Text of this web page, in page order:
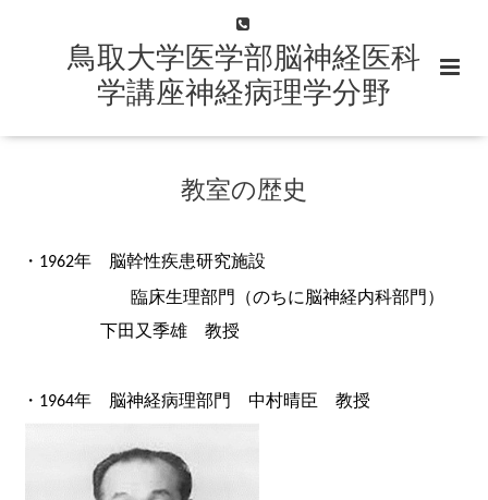
鳥取大学医学部脳神経医科
学講座神経病理学分野
教室の歴史
・ 1962年 脳幹性疾患研究施設
臨床生理部門（のちに脳神経内科部門）
下田又季雄 教授
・ 1964年 脳神経病理部門 中村晴臣 教授